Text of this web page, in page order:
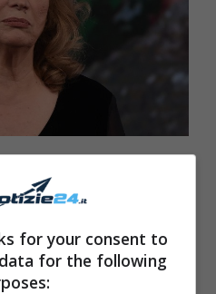
for your consent to
for the following